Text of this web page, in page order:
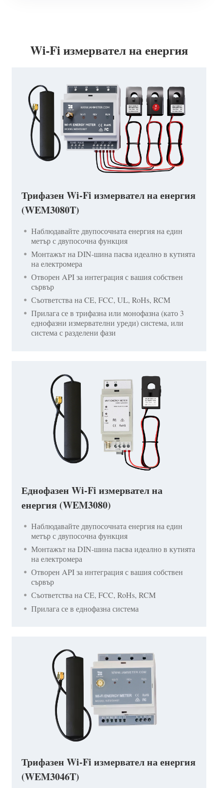
Wi-Fi измервател на енергия
Трифазен Wi-Fi измервател на енергия
(WEM3080T)
Наблюдавайте двупосочната енергия на един
метър с двупосочна функция
Монтажът на DIN-шина пасва идеално в кутията
на електромера
Отворен API за интеграция с вашия собствен
сървър
Съответства на CE, FCC, UL, RoHs, RCM
Прилага се в трифазна или монофазна (като 3
еднофазни измервателни уреди) система, или
система с разделени фази
Еднофазен Wi-Fi измервател на
енергия (WEM3080)
Наблюдавайте двупосочната енергия на един
метър с двупосочна функция
Монтажът на DIN-шина пасва идеално в кутията
на електромера
Отворен API за интеграция с вашия собствен
сървър
Съответства на CE, FCC, RoHs, RCM
Прилага се в еднофазна система
Трифазен Wi-Fi измервател на енергия
(WEM3046T)